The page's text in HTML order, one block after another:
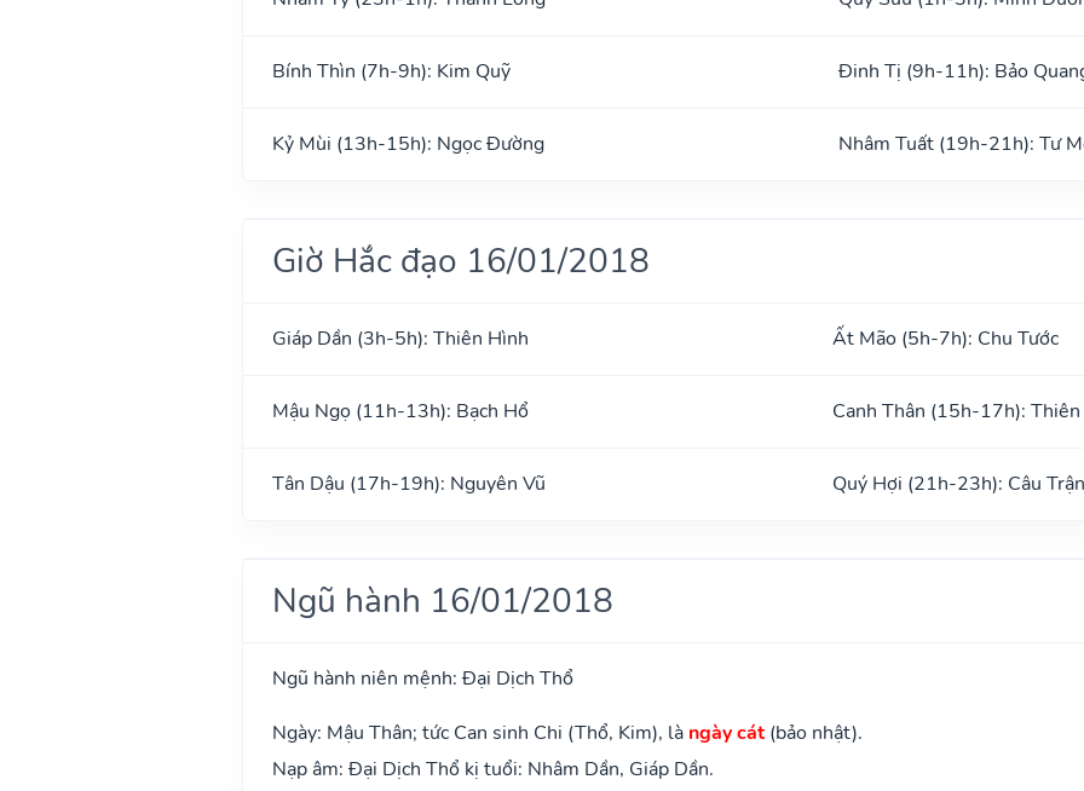
Bính Thìn (7h-9h): Kim Quỹ Đinh Tị (9h-11h): Bảo
Kỷ Mùi (13h-15h): Ngọc Đường Nhâm Tuất (19h-21h): Tư
Giờ Hắc đạo 16/01/2018
Giáp Dần (3h-5h): Thiên Hình Ất Mão (5h-7h): Chu Tước
Mậu Ngọ (11h-13h): Bạch Hổ Canh Thân (15h-17h): Thiên
Tân Dậu (17h-19h): Nguyên Vũ Quý Hợi (21h-23h): Câu Trận
Ngũ hành 16/01/2018
Ngũ hành niên mệnh: Đại Dịch Thổ
Ngày: Mậu Thân; tức Can sinh Chi (Thổ, Kim), là ngày cát(bảo nhật).
Nạp âm: Đại Dịch Thổ kị tuổi: Nhâm Dần, Giáp Dần.